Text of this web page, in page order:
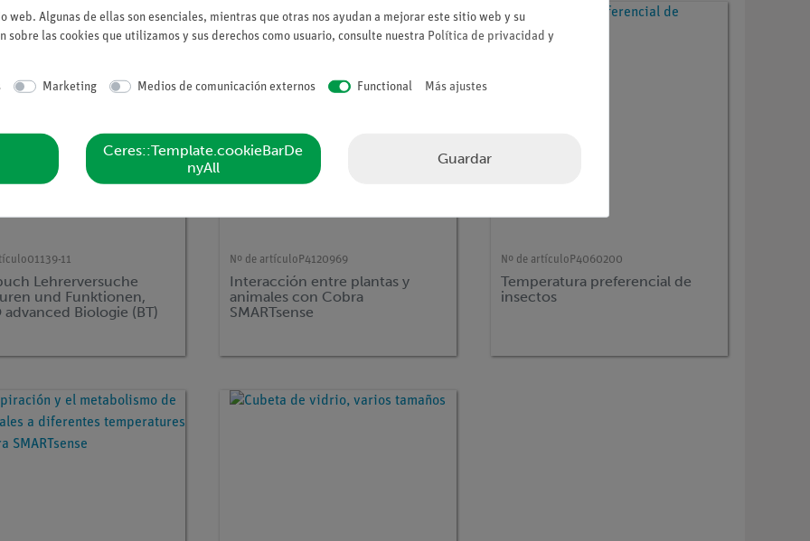
01139-11
Lehrerversuche
und Funktionen,
advanced Biologie (BT)
Nº de artículo P4120969
Interacción entre plantas y
animales con Cobra
SMARTsense
Nº de artículo P4060200
Temperatura preferencial de
insectos
web. Algunas de ellas son esenciales, mientras que otras nos ayudan a mejorar este sitio web y su
sobre las cookies que utilizamos y sus derechos como usuario, consulte nuestra Política de privacidad y
Marketing Medios de comunicación externos Functional Más ajustes
Ceres::Template.cookieBarDe
nyAll
Guardar